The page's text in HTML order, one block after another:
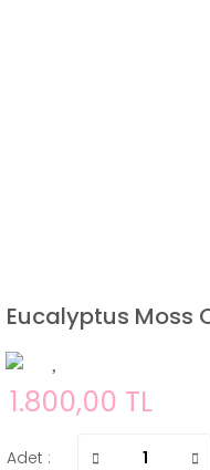
Eucalyptus Moss
1.800,00 TL
Adet :